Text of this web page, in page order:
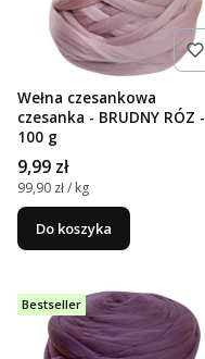
Wełna czesankowa
czesanka - BRUDNY RÓZ -
100 g
Cena
9,99 zł
Cena jednostkowa
99,90 zł / kg
Do koszyka
Bestseller